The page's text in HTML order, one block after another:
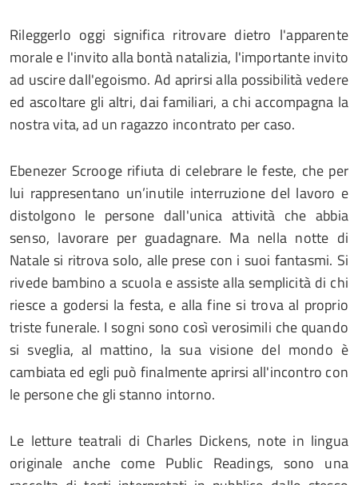
Rileggerlo oggi significa ritrovare dietro l'apparente
morale e l'invito alla bontà natalizia, l'importante invito
ad uscire dall'egoismo. Ad aprirsi alla possibilità vedere
ed ascoltare gli altri, dai familiari, a chi accompagna la
nostra vita, ad un ragazzo incontrato per caso.
Ebenezer Scrooge rifiuta di celebrare le feste, che per
lui rappresentano un’inutile interruzione del lavoro e
distolgono le persone dall'unica attività che abbia
senso, lavorare per guadagnare. Ma nella notte di
Natale si ritrova solo, alle prese con i suoi fantasmi. Si
rivede bambino a scuola e assiste alla semplicità di chi
riesce a godersi la festa, e alla fine si trova al proprio
triste funerale. I sogni sono così verosimili che quando
si sveglia, al mattino, la sua visione del mondo è
cambiata ed egli può finalmente aprirsi all'incontro con
le persone che gli stanno intorno.
Le letture teatrali di Charles Dickens, note in lingua
originale anche come Public Readings, sono una